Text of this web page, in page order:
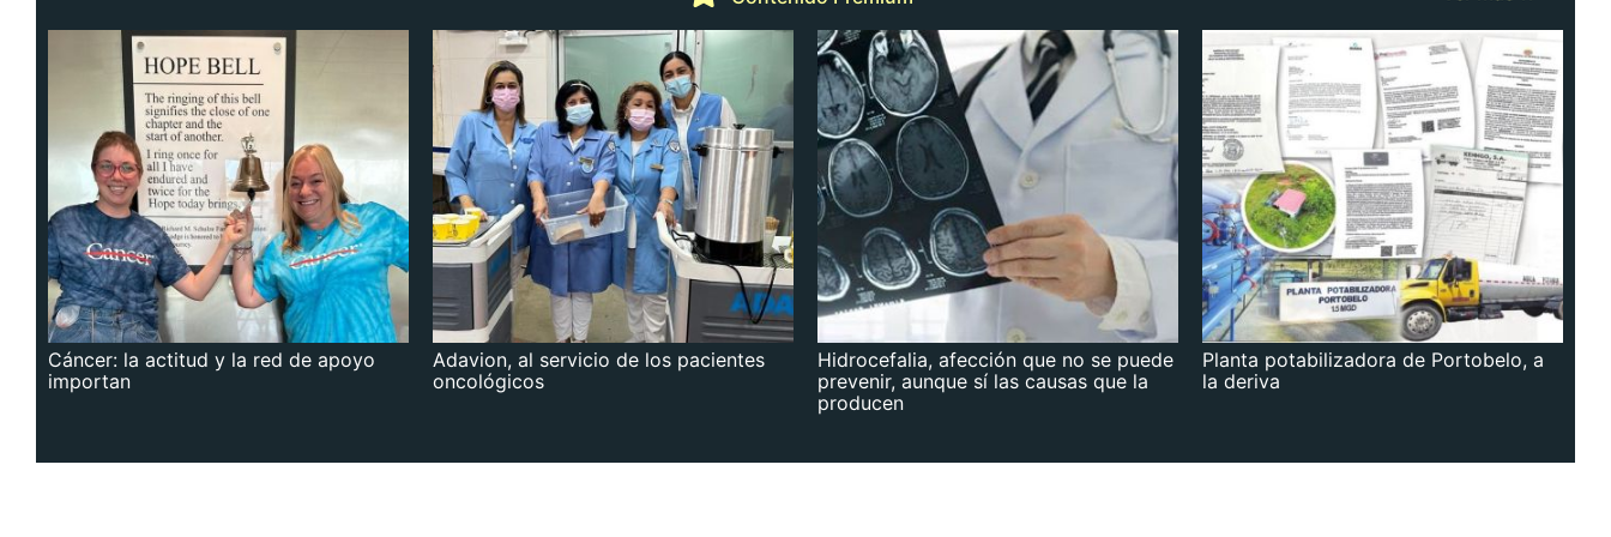
Cáncer: la actitud y la red de apoyo
importan
Adavion, al servicio de los pacientes
oncológicos
Hidrocefalia, afección que no se puede
prevenir, aunque sí las causas que la
producen
Planta potabilizadora de Portobelo, a
la deriva